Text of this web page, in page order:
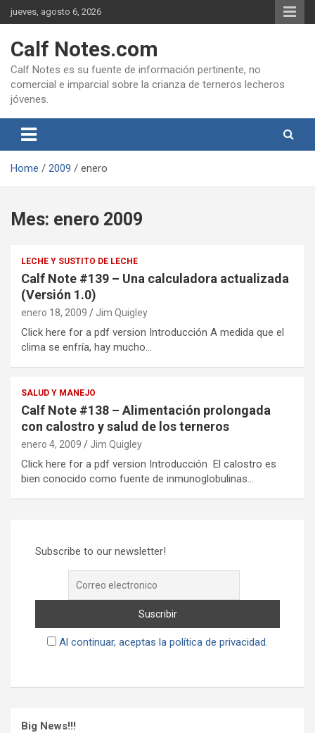
Skip
to
jueves, agosto 6, 2026
Calf Notes.com
Calf Notes es su fuente de información pertinente, no
comercial e imparcial sobre la crianza de terneros lecheros
jóvenes.
Home 2009 enero
Mes: enero 2009
LECHE Y SUSTITO DE LECHE
Calf Note #139 – Una calculadora actualizada
(Versión 1.0)
enero 18, 2009 Jim Quigley
Click here for a pdf version Introducción A medida que el
clima se enfría, hay mucho…
SALUD Y MANEJO
Calf Note #138 – Alimentación prolongada
con calostro y salud de los terneros
enero 4, 2009 Jim Quigley
Click here for a pdf version Introducción El calostro es
bien conocido como fuente de inmunoglobulinas…
Subscribe to our newsletter!
Al continuar, aceptas la política de privacidad.
Big News!!!